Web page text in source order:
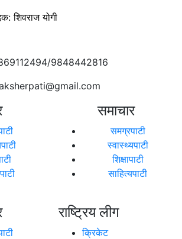
शिवराज योगी
9848442816
समाचार
समग्रपाटी
स्वास्थ्यपाटी
शिक्षापाटी
साहित्यपाटी
राष्ट्रिय लीग
क्रिकेट